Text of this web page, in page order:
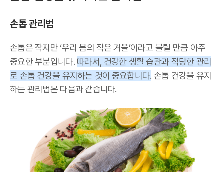
손톱 관리법
손톱은 작지만 ‘우리 몸의 작은 거울’이라고 불릴 만큼 아주
중요한 부분입니다. 따라서, 건강한 생활 습관과 적당한 관리
로 손톱 건강을 유지하는 것이 중요합니다. 손톱 건강을 유지
하는 관리법은 다음과 같습니다.